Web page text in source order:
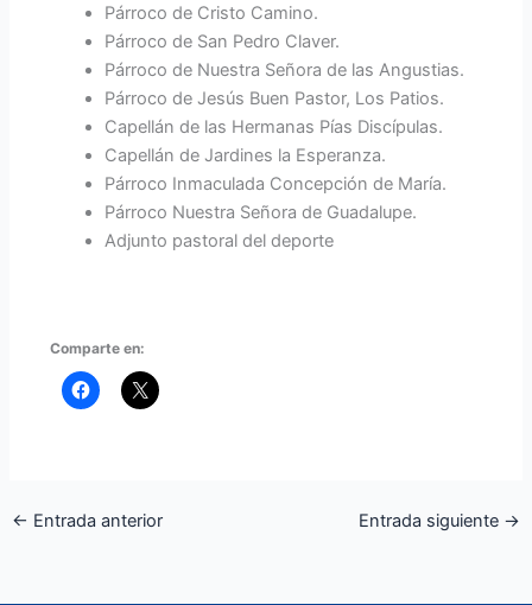
Párroco de Cristo Camino.
Párroco de San Pedro Claver.
Párroco de Nuestra Señora de las Angustias.
Párroco de Jesús Buen Pastor, Los Patios.
Capellán de las Hermanas Pías Discípulas.
Capellán de Jardines la Esperanza.
Párroco Inmaculada Concepción de María.
Párroco Nuestra Señora de Guadalupe.
Adjunto pastoral del deporte
Comparte en:
← Entrada anterior Entrada siguiente →